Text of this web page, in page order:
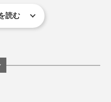
金属や陶器のタンブラーは
しさを引き立てていると
読む